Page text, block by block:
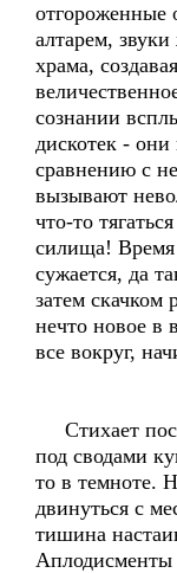
отгороженные
алтарем,
храма,
сознании
дискотек - они
сравнению с
вызывают
что-то
силища! Время
сужается, да
затем скачком
нечто новое в
все вокруг,
Стихает
под сводами
то в темноте.
двинуться с
тишина
Аплодисменты